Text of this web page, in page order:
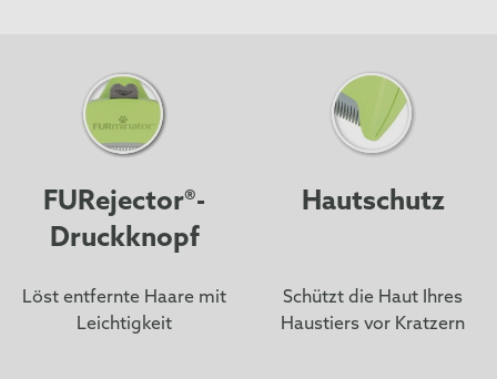
FURejector®-
Druckknopf
Löst entfernte Haare mit
Leichtigkeit
Hautschutz
Schützt die Haut Ihres
Haustiers vor Kratzern